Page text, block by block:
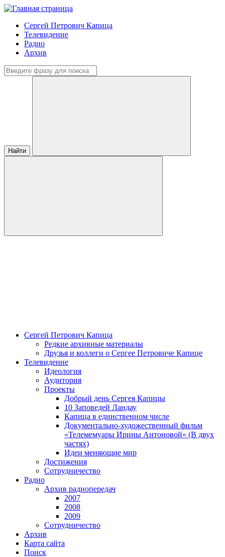
Сергей Петрович Капица
Телевидение
Радио
Архив
Найти
Сергей Петрович Капица
Редкие архивные материалы
Друзья и коллеги о Сергее Петровиче Капице
Телевидение
Идеология
Аудитория
Проекты
Добрый день Сергея Капицы
10 Заповедей Ландау
Капица в единственном числе
Документально-художественный фильм
«Телемемуары Ирины Антоновой» (В двух
частях)
Идеи меняющие мир
Достижения
Сотрудничество
Радио
Архив радиопередач
2007
2008
2009
Сотрудничество
Архив
Карта сайта
Поиск